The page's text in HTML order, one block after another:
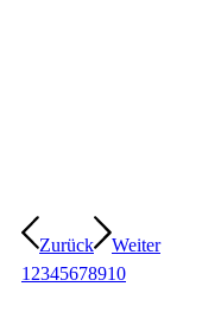
Zurück
Weiter
1 2345678910